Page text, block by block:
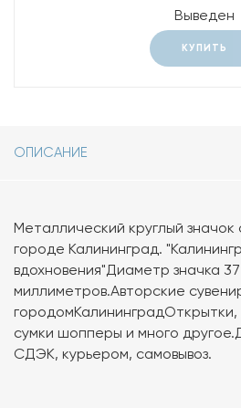
Выведен
КУПИТЬ
ОПИСАНИЕ
Металлический круглый
городе Калининград.
вдохновения"Диаметр значка 37
миллиметров.Авторские
городомКалининградОткрытки,
сумки шопперы и много
СДЭК, курьером, самовывоз.